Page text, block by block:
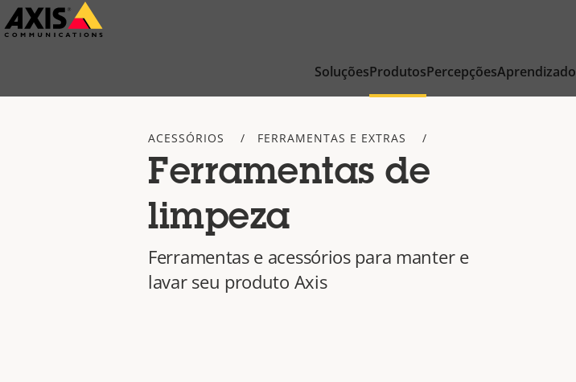
Pular
para
SoluçõesProdutosPercepçõesAprendizado
ACESSÓRIOS FERRAMENTAS E EXTRAS
Ferramentas de
limpeza
Ferramentas e acessórios para manter e
lavar seu produto Axis